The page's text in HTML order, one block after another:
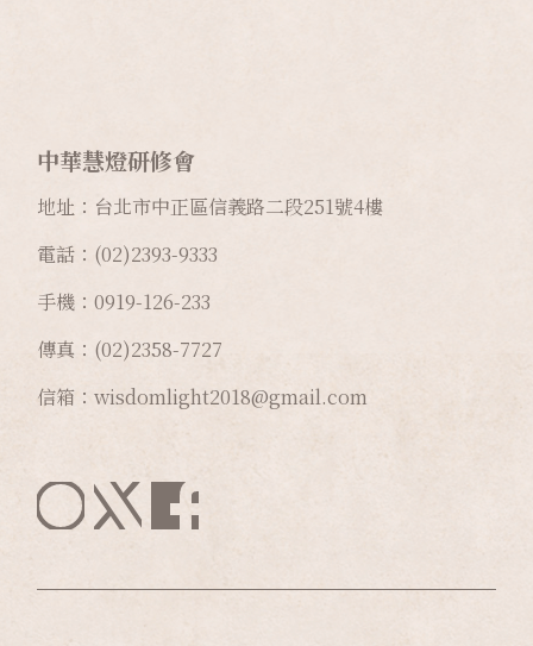
中華慧燈研修會
地址：台北市中正區信義路二段251號4樓
電話：(02)2393-9333
手機：0919-126-233
傳真：(02)2358-7727
信箱：wisdomlight2018@gmail.com